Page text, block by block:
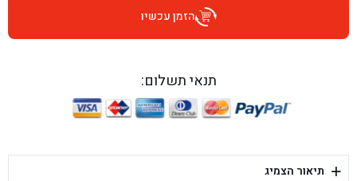
בן גל - היובלים 26, הוד השרון - הוד השרון
בן גל - יפת 88, תל אביב יפו - תל אביב
הזמן עכשיו
תנאי תשלום:
+ תיאור הצמיג